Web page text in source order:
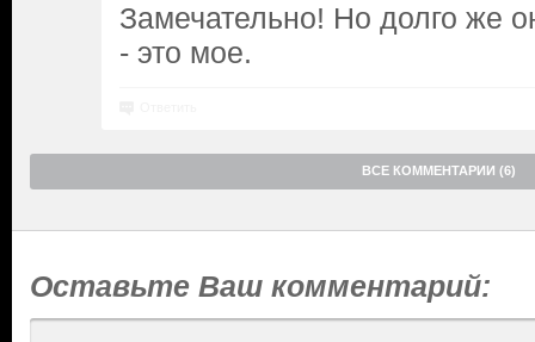
Замечательно! Но долго же
- это мое.
ВСЕ КОММЕНТАРИИ (6)
Оставьте Ваш комментарий: